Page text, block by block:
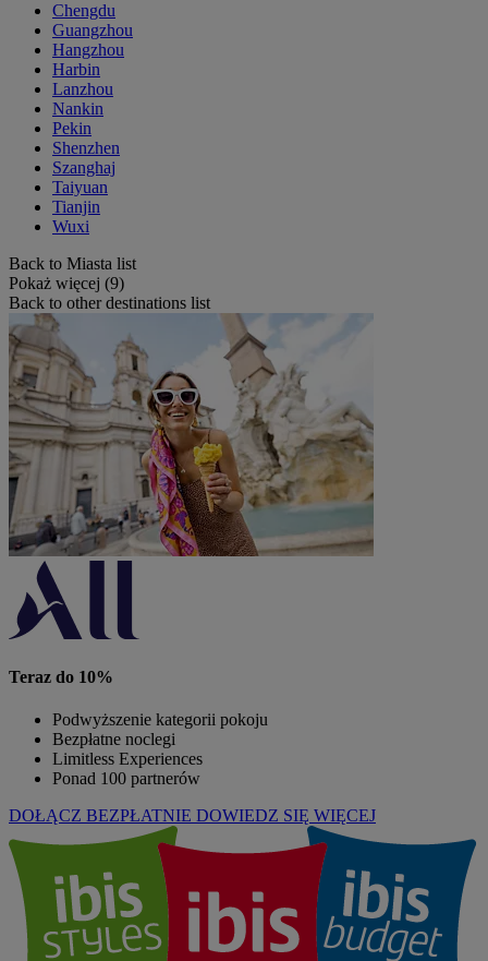
Chengdu
Guangzhou
Hangzhou
Harbin
Lanzhou
Nankin
Pekin
Shenzhen
Szanghaj
Taiyuan
Tianjin
Wuxi
Back to Miasta list
Pokaż więcej (9)
Back to other destinations list
Teraz do 10%
Podwyższenie kategorii pokoju
Bezpłatne noclegi
Limitless Experiences
Ponad 100 partnerów
DOŁĄCZ BEZPŁATNIE DOWIEDZ SIĘ WIĘCEJ